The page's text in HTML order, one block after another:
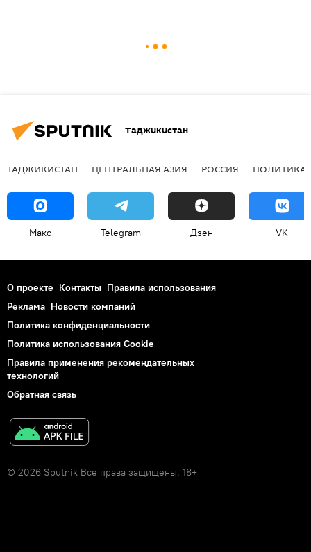
Таджикистан
ТАДЖИКИСТАН ЦЕНТРАЛЬНАЯ АЗИЯ РОССИЯ ПОЛИТИКА
Макс Telegram Дзен VK
О проекте Контакты Правила использования
Реклама Новости компаний
Политика конфиденциальности
Политика использования Cookie
Правила применения рекомендательных
технологий
Обратная связь
© 2026 Sputnik Все права защищены. 18+